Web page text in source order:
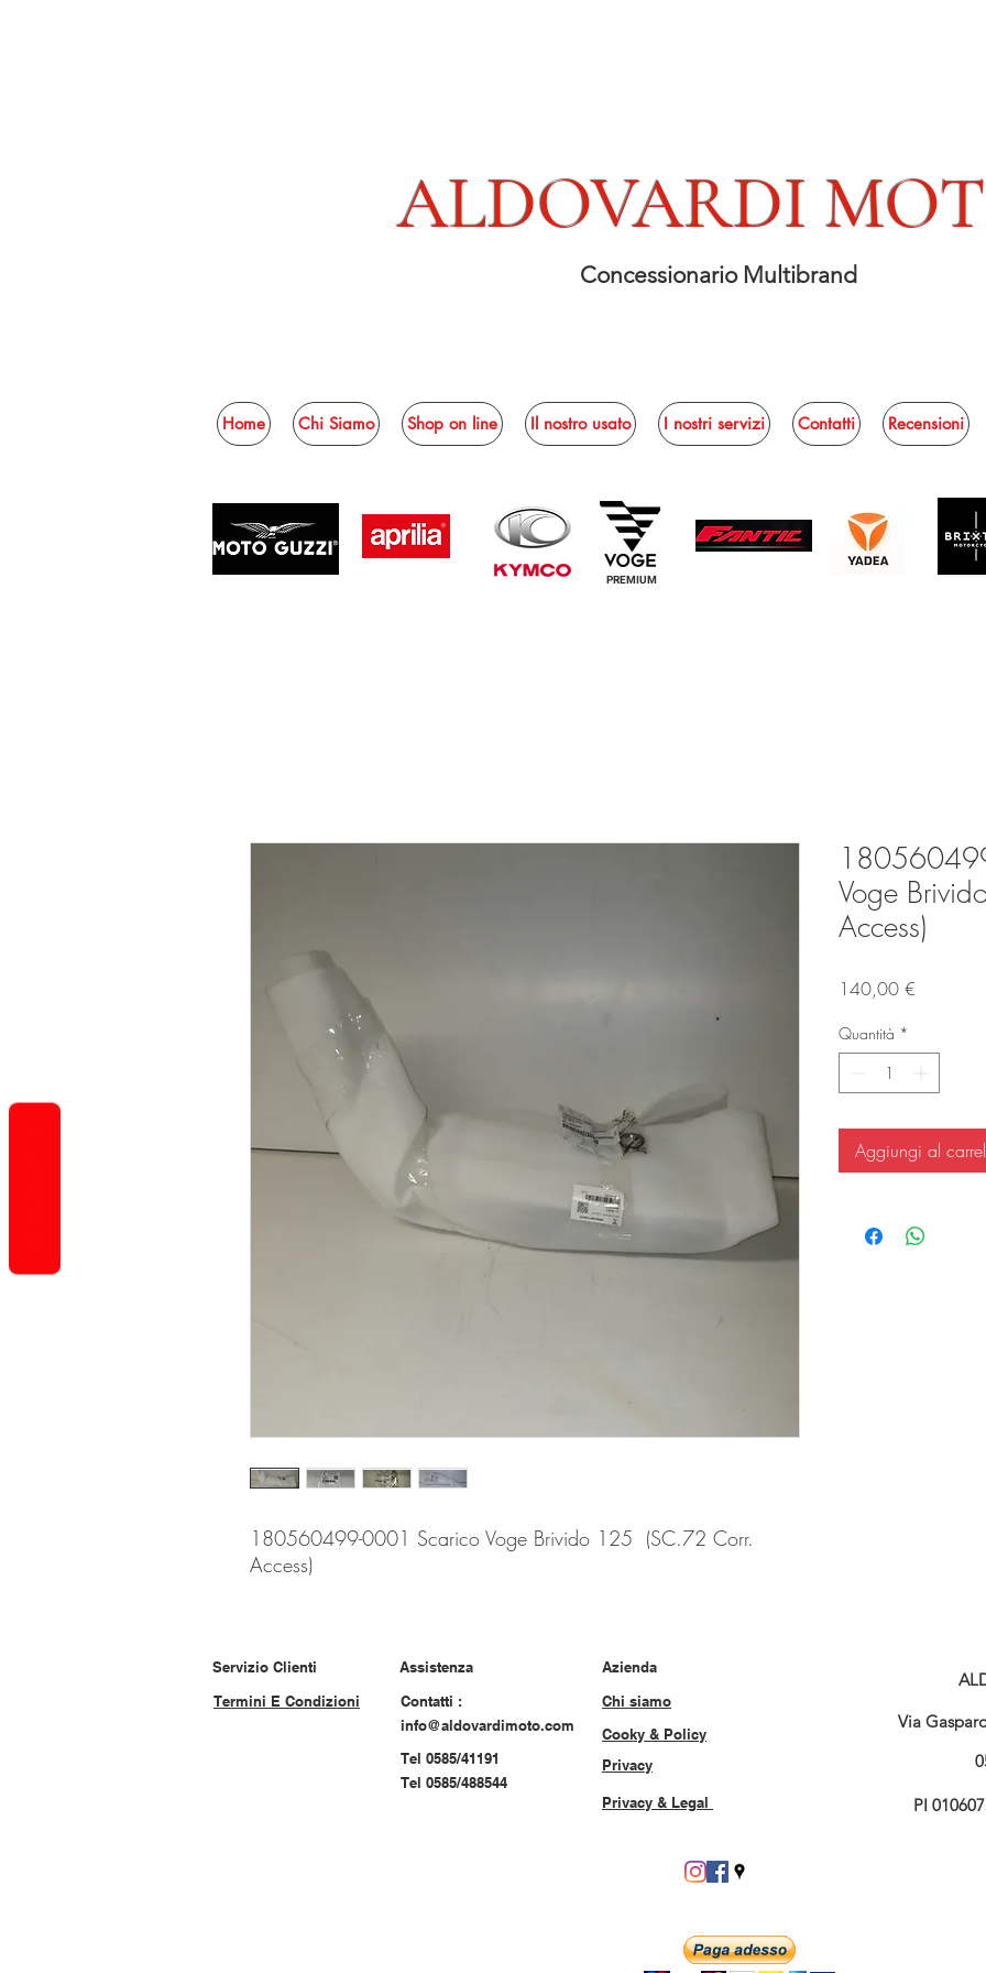
ALDOVARDI
Concessionario Multibrand
Home Chi Siamo Shop on line Il nostro usato I nostri servizi Contatti Recensioni
PREMIUM
180560499-0001 Scarico Voge Brivido 125 (SC.72 Corr.
Access)
Voge
Access)
140,00 €
Quantità *
Aggiungi al
Servizio Clienti
Termini E Condizioni
Assistenza
Contatti :
info@aldovardimoto.com
Tel 0585/41191
Tel 0585/488544
Azienda
Chi siamo
Cooky & Policy
Privacy
Privacy & Legal
Via
PI